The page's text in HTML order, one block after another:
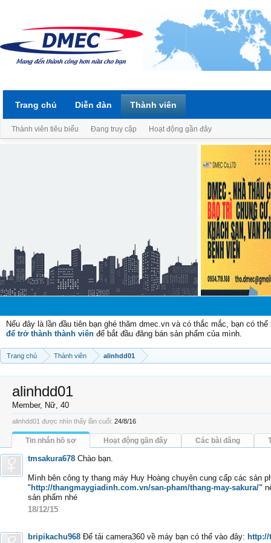
Nếu đây là lần đầu tiên bạn ghé thăm dmec.vn và có thắc mắc, bạn có
để trở thành thành viên để bắt đầu đăng bán sản phẩm của mình.
Trang chủ Thành viên alinhdd01
alinhdd01
Member, Nữ, 40
alinhdd01 được nhìn thấy lần cuối: 24/8/16
Tin nhắn hồ sơ Hoạt động gần đây Các bài đăng
tmsakura678 Chào bạn.
Mình bên công ty thang máy Huy Hoàng chuyên cung cấp các sản
" http://thangmaygiadinh.com.vn/san-pham/thang-may-sakura/"
sản phẩm nhé
18/12/15
bripikachu968 Để tải camera360 về máy bạn có thể vào đây:
Trang chủ Diễn đàn Thành viên
Thành viên tiêu biểu Đang truy cập Hoạt động gần đây